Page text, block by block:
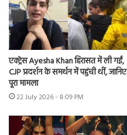
एक्ट्रेस Ayesha Khan हिरासत में ली गईं,
CJP प्रदर्शन के समर्थन में पहुंची थीं, जानिए
पूरा मामला
22 July 2026 - 8:09 PM